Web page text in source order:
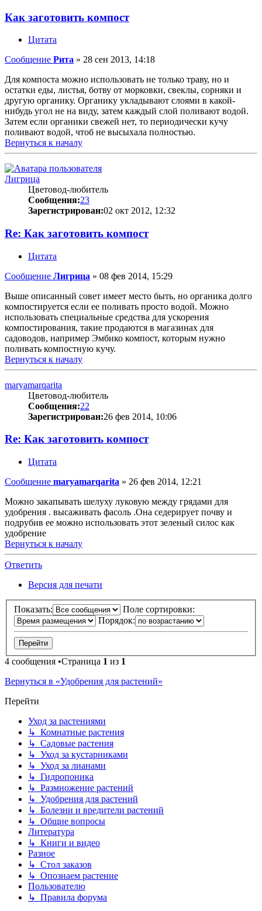
Как заготовить компост
Цитата
Сообщение Рита » 28 сен 2013, 14:18
Для компоста можно использовать не только траву, но и
остатки еды, листья, ботву от морковки, свеклы, сорняки и
другую органику. Органику укладывают слоями в какой-
нибудь угол не на виду, затем каждый слой поливают водой.
Затем если органики свежей нет, то периодически кучу
поливают водой, чтоб не высыхала полностью.
Вернуться к началу
Лигрица
Цветовод-любитель
Сообщения:23
Зарегистрирован:02 окт 2012, 12:32
Re: Как заготовить компост
Цитата
Сообщение Лигрица » 08 фев 2014, 15:29
Выше описанный совет имеет место быть, но органика долго
компостируется если ее поливать просто водой. Можно
использовать специальные средства для ускорения
компостирования, такие продаются в магазинах для
садоводов, например Эмбико компост, которым нужно
поливать компостную кучу.
Вернуться к началу
maryamarqarita
Цветовод-любитель
Сообщения:22
Зарегистрирован:26 фев 2014, 10:06
Re: Как заготовить компост
Цитата
Сообщение maryamarqarita » 26 фев 2014, 12:21
Можно закапывать шелуху луковую между грядами для
удобрения . высаживать фасоль .Она седерирует почву и
подрубив ее можно использовать этот зеленый силос как
удобрение
Вернуться к началу
Ответить
Версия для печати
Показать:
Поле сортировки:
Порядок:
4 сообщения •Страница 1 из 1
Вернуться в «Удобрения для растений»
Перейти
Уход за растениями
↳ Комнатные растения
↳ Садовые растения
↳ Уход за кустарниками
↳ Уход за лианами
↳ Гидропоника
↳ Размножение растений
↳ Удобрения для растений
↳ Болезни и вредители растений
↳ Общие вопросы
Литература
↳ Книги и видео
Разное
↳ Стол заказов
↳ Опознаем растение
Пользователю
↳ Правила форума